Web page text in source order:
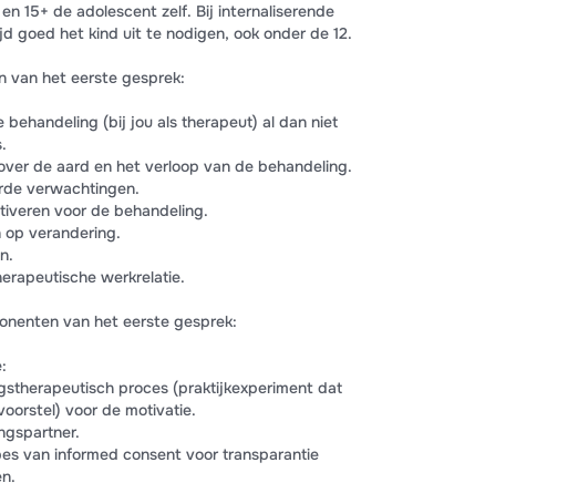
15+ de adolescent zelf. Bij internaliserende
goed het kind uit te nodigen, ook onder de 12.
van het eerste gesprek:
behandeling (bij jou als therapeut) al dan niet
de aard en het verloop van de behandeling.
verwachtingen.
voor de behandeling.
verandering.
werkrelatie.
van het eerste gesprek:
proces (praktijkexperiment dat
voor de motivatie.
van informed consent voor transparantie